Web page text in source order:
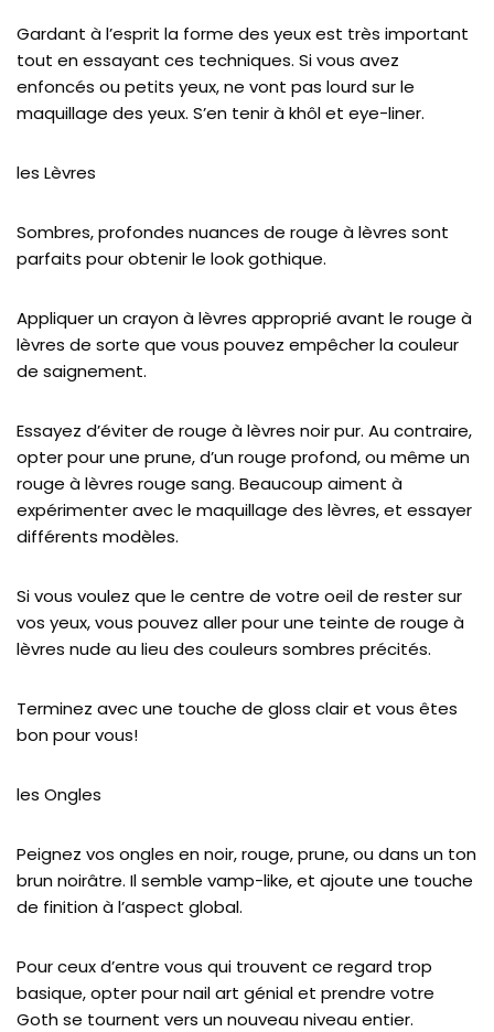
Gardant à l’esprit la forme des yeux est très important
tout en essayant ces techniques. Si vous avez
enfoncés ou petits yeux, ne vont pas lourd sur le
maquillage des yeux. S’en tenir à khôl et eye-liner.
les Lèvres
Sombres, profondes nuances de rouge à lèvres sont
parfaits pour obtenir le look gothique.
Appliquer un crayon à lèvres approprié avant le rouge à
lèvres de sorte que vous pouvez empêcher la couleur
de saignement.
Essayez d’éviter de rouge à lèvres noir pur. Au contraire,
opter pour une prune, d’un rouge profond, ou même un
rouge à lèvres rouge sang. Beaucoup aiment à
expérimenter avec le maquillage des lèvres, et essayer
différents modèles.
Si vous voulez que le centre de votre oeil de rester sur
vos yeux, vous pouvez aller pour une teinte de rouge à
lèvres nude au lieu des couleurs sombres précités.
Terminez avec une touche de gloss clair et vous êtes
bon pour vous!
les Ongles
Peignez vos ongles en noir, rouge, prune, ou dans un ton
brun noirâtre. Il semble vamp-like, et ajoute une touche
de finition à l’aspect global.
Pour ceux d’entre vous qui trouvent ce regard trop
basique, opter pour nail art génial et prendre votre
Goth se tournent vers un nouveau niveau entier.